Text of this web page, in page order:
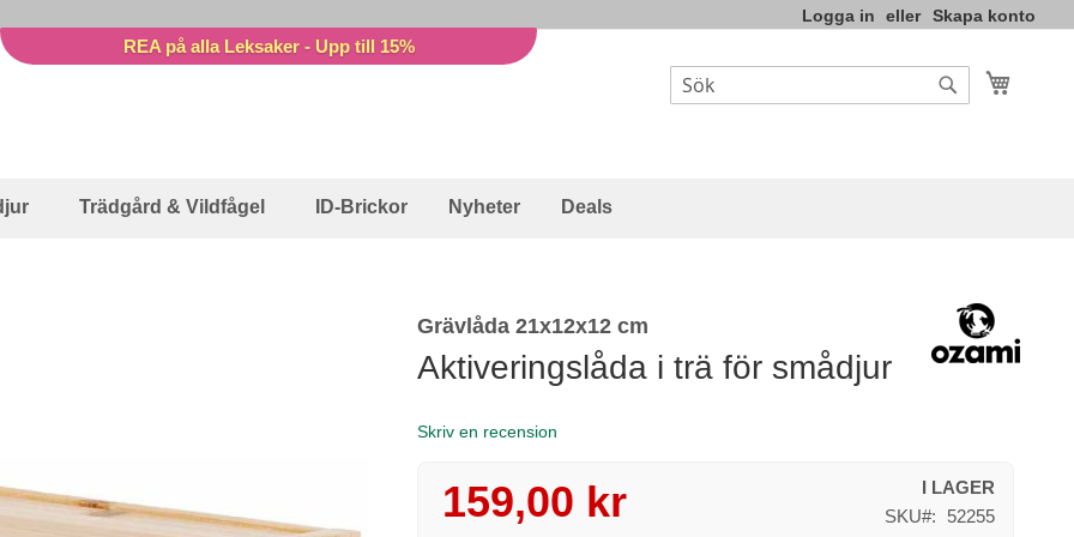
Logga in Skapa konto
REA på alla Leksaker - Upp till 15%
Sök
Trädgård & Vildfågel ID-Brickor Nyheter Deals
Grävlåda 21x12x12 cm
Aktiveringslåda i trä för smådjur
Skriv en recension
Reapris
159,00 kr
I LAGER
SKU
52255